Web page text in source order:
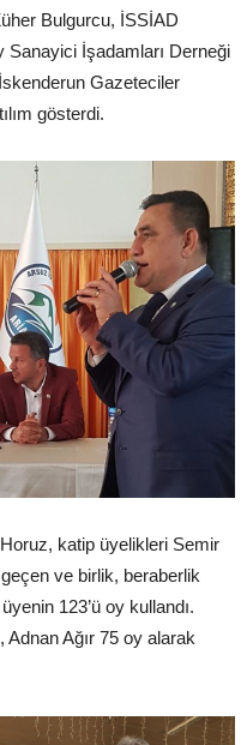
Bulgurcu, İSSİAD
Sanayici İşadamları Derneği
Gazeteciler
gösterdi.
katip üyelikleri Semir
ve birlik, beraberlik
123’ü oy kullandı.
Ağır 75 oy alarak